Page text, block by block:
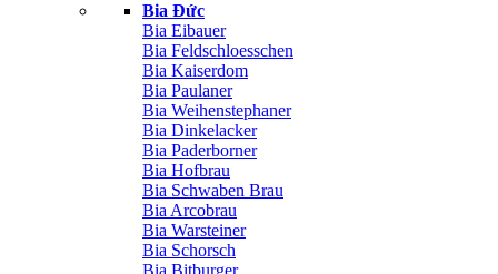
Bia Đức
Bia Eibauer
Bia Feldschloesschen
Bia Kaiserdom
Bia Paulaner
Bia Weihenstephaner
Bia Dinkelacker
Bia Paderborner
Bia Hofbrau
Bia Schwaben Brau
Bia Arcobrau
Bia Warsteiner
Bia Schorsch
Bia Bitburger